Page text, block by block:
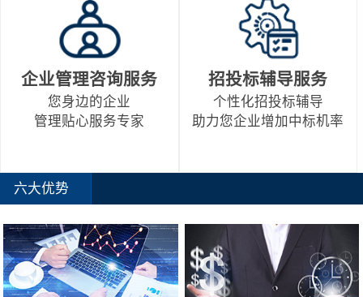
企业管理咨询服务
您身边的企业
管理贴心服务专家
招投标辅导服务
个性化招投标辅导
助力您企业增加中标机率
六大优势